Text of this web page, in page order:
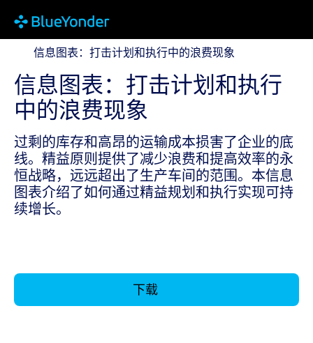
信息图表：打击计划和执行中的浪费现象
信息图表：打击计划和执行中的浪费现象
信息图表：打击计划和执行
中的浪费现象
过剩的库存和高昂的运输成本损害了企业的底
线。精益原则提供了减少浪费和提高效率的永
恒战略，远远超出了生产车间的范围。本信息
图表介绍了如何通过精益规划和执行实现可持
续增长。
下载